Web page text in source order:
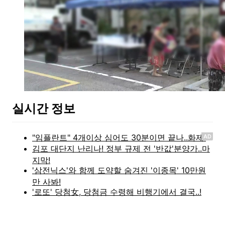
실시간 정보
AD